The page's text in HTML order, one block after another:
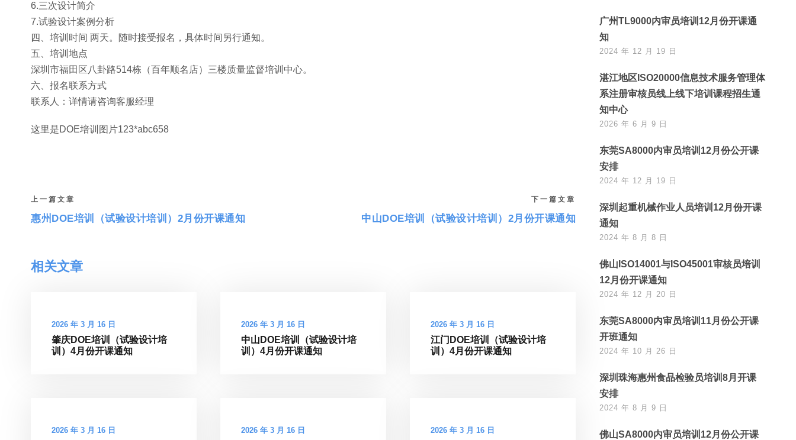
6.三次设计简介
7.试验设计案例分析
四、培训时间 两天。随时接受报名，具体时间另行通知。
五、培训地点
深圳市福田区八卦路514栋（百年顺名店）三楼质量监督培训中心。
六、报名联系方式
联系人：详情请咨询客服经理
这里是DOE培训图片123*abc658
上一篇文章
惠州DOE培训（试验设计培训）2月份开课通知
下一篇文章
中山DOE培训（试验设计培训）2月份开课通知
相关文章
2026 年 3 月 16 日
肇庆DOE培训（试验设计培
训）4月份开课通知
2026 年 3 月 16 日
中山DOE培训（试验设计培
训）4月份开课通知
2026 年 3 月 16 日
江门DOE培训（试验设计培
训）4月份开课通知
2026 年 3 月 16 日 2026 年 3 月 16 日 2026 年 3 月 16 日
广州TL9000内审员培训12月份开课通
知
2024 年 12 月 19 日
湛江地区ISO20000信息技术服务管理体
系注册审核员线上线下培训课程招生通
知中心
2026 年 6 月 9 日
东莞SA8000内审员培训12月份公开课
安排
2024 年 12 月 19 日
深圳起重机械作业人员培训12月份开课
通知
2024 年 8 月 8 日
佛山ISO14001与ISO45001审核员培训
12月份开课通知
2024 年 12 月 20 日
东莞SA8000内审员培训11月份公开课
开班通知
2024 年 10 月 26 日
深圳珠海惠州食品检验员培训8月开课
安排
2024 年 8 月 9 日
佛山SA8000内审员培训12月份公开课